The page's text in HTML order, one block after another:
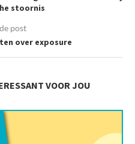
stoornis
post
over exposure
VOOR JOU